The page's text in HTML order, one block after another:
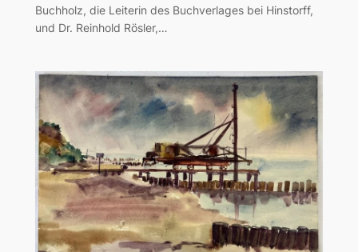
Buchholz, die Leiterin des Buchverlages bei Hinstorff,
und Dr. Reinhold Rösler,…